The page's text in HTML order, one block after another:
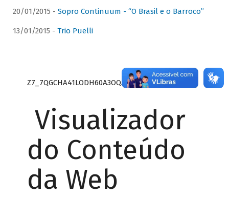
20/01/2015 - Sopro Continuum - “O Brasil e o Barroco”
13/01/2015 - Trio Puelli
Z7_7QGCHA41LODH60A3OQA8RN1415
Visualizador
do Conteúdo
da Web